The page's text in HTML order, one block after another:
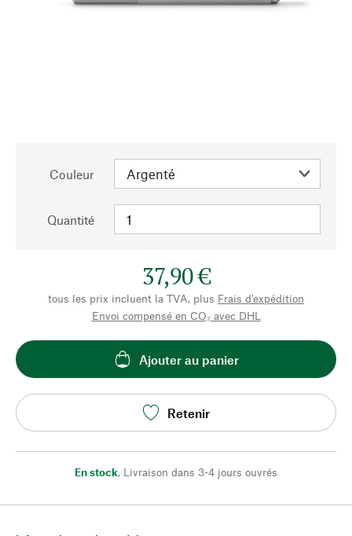
Couleur
Quantité
37,90 €
tous les prix incluent la TVA, plus Frais d'expédition
Envoi compensé en CO₂ avec DHL
Ajouter au panier
Retenir
En stock, Livraison dans 3-4 jours ouvrés